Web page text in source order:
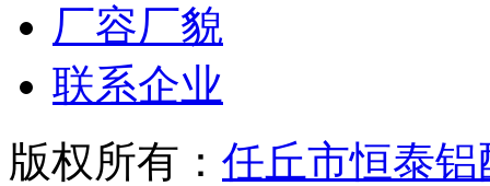
厂容厂貌
联系企业
版权所有： 任丘市恒泰铝